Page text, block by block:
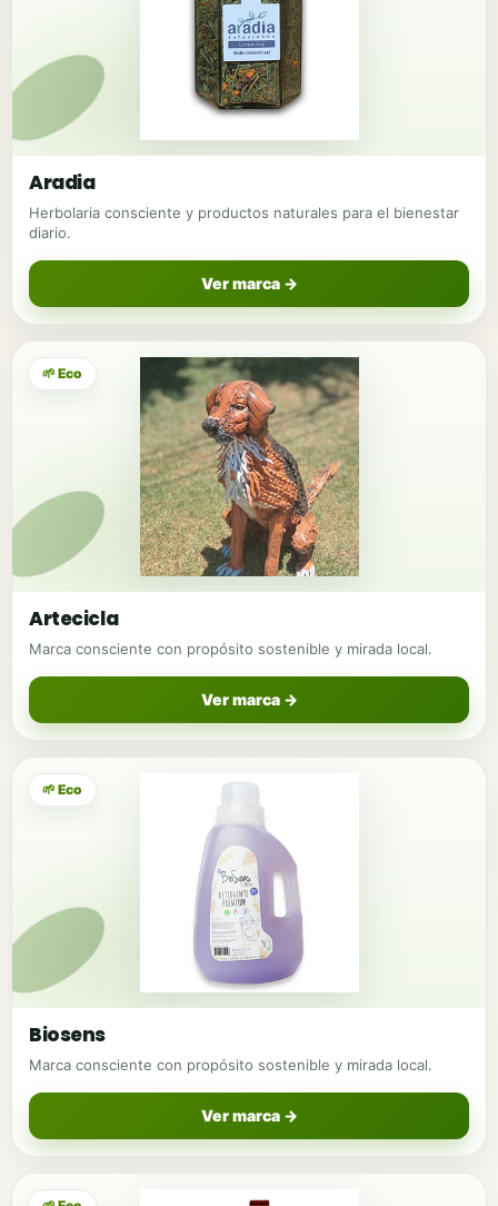
Aradia
Herbolaria consciente y productos naturales para el bienestar
diario.
Ver marca →
🌱 Eco
Artecicla
Marca consciente con propósito sostenible y mirada local.
Ver marca →
🌱 Eco
Biosens
Marca consciente con propósito sostenible y mirada local.
Ver marca →